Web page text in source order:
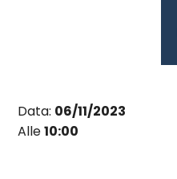
Data: 06/11/2023
Alle10:00